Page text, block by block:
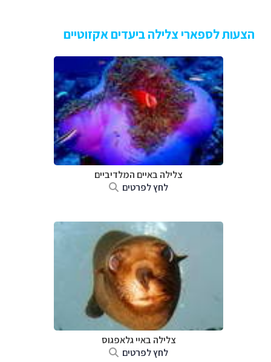
הצעות לספארי צלילה ביעדים אקזוטיים
צלילה באיים המלדיביים
לחץ לפרטים
צלילה באיי גלאפגוס
לחץ לפרטים